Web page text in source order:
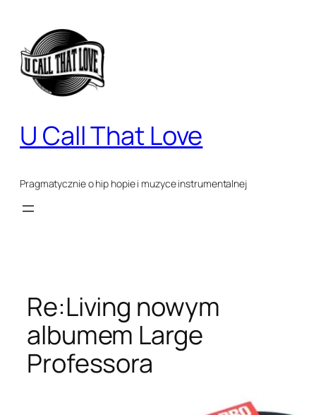
treści
U Call That Love
Pragmatycznie o hip hopie i muzyce instrumentalnej
Re:Living nowym
albumem Large
Professora